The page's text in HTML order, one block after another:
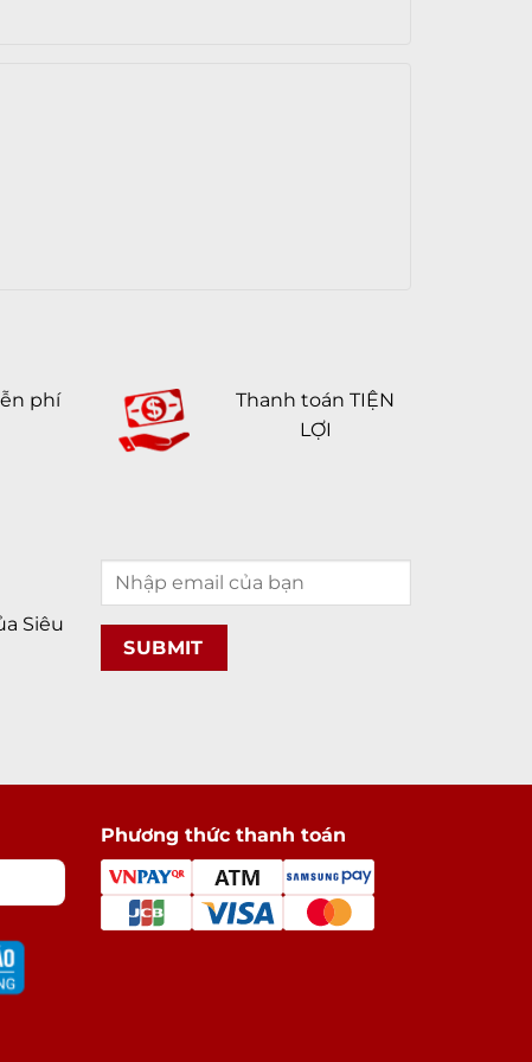
Khung kim loại & Mặt lưng kính
cường lực
174 g
& Sạc
2716 mAh
Mở khoá khuôn mặt Face ID
3D Touch
phí
Thanh toán TIỆN
LỢI
Siêu
Phương thức thanh toán